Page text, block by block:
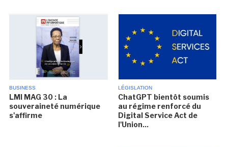
BUSINESS
LMI MAG 30 : La
souveraineté numérique
s'affirme
LÉGISLATION
ChatGPT bientôt soumis
au régime renforcé du
Digital Service Act de
l'Union...